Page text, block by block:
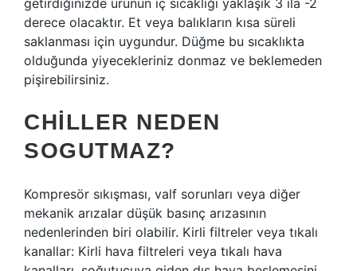
getirdiğinizde ürünün iç sıcaklığı yaklaşık 3 ila -2
derece olacaktır. Et veya balıkların kısa süreli
saklanması için uygundur. Düğme bu sıcaklıkta
olduğunda yiyecekleriniz donmaz ve beklemeden
pişirebilirsiniz.
CHILLER NEDEN
SOGUTMAZ?
Kompresör sıkışması, valf sorunları veya diğer
mekanik arızalar düşük basınç arızasının
nedenlerinden biri olabilir. Kirli filtreler veya tıkalı
kanallar: Kirli hava filtreleri veya tıkalı hava